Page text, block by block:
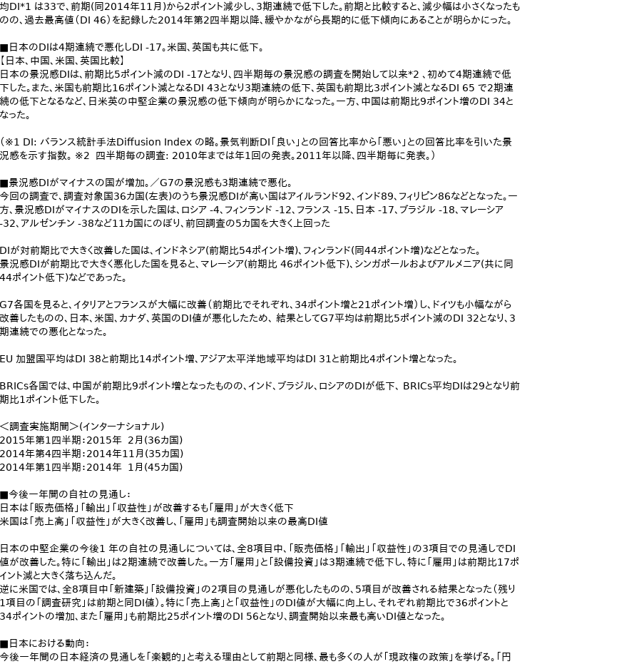
均DI*1 は33で、前期(同2014年11月)から2ポイント減少し、3期連続で低下した。前期と比較すると、減少幅は小さくなったも
のの、過去最高値（DI 46）を記録した2014年第2四半期以降、緩やかながら長期的に低下傾向にあることが明らかにった。
■日本のDIは4期連続で悪化しDI -17。米国、英国も共に低下。
【日本、中国、米国、英国比較】
日本の景況感DIは、前期比5ポイント減のDI -17となり、四半期毎の景況感の調査を開始して以来*2 、初めて4期連続で低
下した。また、米国も前期比16ポイント減となるDI 43となり3期連続の低下、英国も前期比3ポイント減となるDI 65 で2期連
続の低下となるなど、日米英の中堅企業の景況感の低下傾向が明らかになった。一方、中国は前期比9ポイント増のDI 34と
なった。
（※1 DI: バランス統計手法Diffusion Index の略。景気判断DI「良い」との回答比率から「悪い」との回答比率を引いた景
況感を示す指数。 ※2 四半期毎の調査: 2010年までは年1回の発表。2011年以降、四半期毎に発表。）
■景況感DIがマイナスの国が増加。／G7の景況感も3期連続で悪化。
今回の調査で、調査対象国36カ国(左表)のうち景況感DIが高い国はアイルランド92、インド89、フィリピン86などとなった。一
方、景況感DIがマイナスのDIを示した国は、ロシア -4、フィンランド -12、フランス -15、日本 -17、ブラジル -18、マレーシア
-32、アルゼンチン -38など11カ国にのぼり、前回調査の5カ国を大きく上回った
DIが対前期比で大きく改善した国は、インドネシア(前期比54ポイント増)、フィンランド(同44ポイント増)などとなった。
景況感DIが前期比で大きく悪化した国を見ると、マレーシア(前期比 46ポイント低下)、シンガポールおよびアルメニア(共に同
44ポイント低下)などであった。
G7各国を見ると、イタリアとフランスが大幅に改善（前期比でそれぞれ、34ポイント増と21ポイント増）し、ドイツも小幅ながら
改善したものの、日本、米国、カナダ、英国のDI値が悪化したため、 結果としてG7平均は前期比5ポイント減のDI 32となり、3
期連続での悪化となった。
EU 加盟国平均はDI 38と前期比14ポイント増、アジア太平洋地域平均はDI 31と前期比4ポイント増となった。
BRICs各国では、中国が前期比9ポイント増となったものの、インド、ブラジル、ロシアのDIが低下、 BRICs平均DIは29となり前
期比1ポイント低下した。
＜調査実施期間＞(インターナショナル)
2015年第1四半期：2015年 2月(36カ国)
2014年第4四半期：2014年11月(35カ国)
2014年第1四半期：2014年 1月(45カ国)
■今後一年間の自社の見通し：
日本は「販売価格」「輸出」「収益性」が改善するも「雇用」が大きく低下
米国は「売上高」「収益性」が大きく改善し、「雇用」も調査開始以来の最高DI値
日本の中堅企業の今後1 年の自社の見通しについては、全8項目中、「販売価格」「輸出」「収益性」の3項目での見通しでDI
値が改善した。特に「輸出」は2期連続で改善した。一方「雇用」と「設備投資」は3期連続で低下し、特に「雇用」は前期比17ポ
イント減と大きく落ち込んだ。
逆に米国では、全8項目中「新建築」「設備投資」の2項目の見通しが悪化したものの、5項目が改善される結果となった（残り
1項目の「調査研究」は前期と同DI値）。特に「売上高」と「収益性」のDI値が大幅に向上し、それぞれ前期比で36ポイントと
34ポイントの増加、また「雇用」も前期比25ポイント増のDI 56となり、調査開始以来最も高いDI値となった。
■日本における動向：
今後一年間の日本経済の見通しを「楽観的」と考える理由として前期と同様、最も多くの人が「現政権の政策」を挙げる。「円